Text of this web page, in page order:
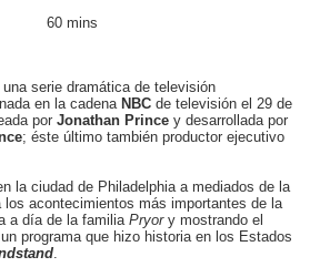
60 mins
una serie dramática de televisión
en la cadena NBC de televisión el 29 de
por Jonathan Prince y desarrollada por
; éste último también productor ejecutivo
la ciudad de Philadelphia a mediados de la
los acontecimientos más importantes de la
a día de la familia Pryor y mostrando el
programa que hizo historia en los Estados
.